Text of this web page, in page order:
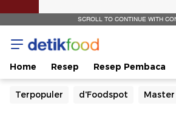
SCROLL TO CONTINUE WITH
Home Resep Resep Pembaca
Terpopuler d'Foodspot Master